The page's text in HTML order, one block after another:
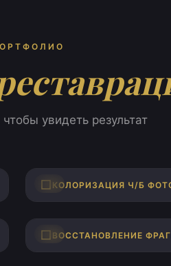
увидеть результат
КОЛОРИЗАЦИЯ Ч/Б
ДО
ВОССТАНОВЛЕНИЕ
ДО